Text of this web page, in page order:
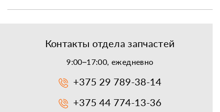
Контакты отдела запчастей
9:00–17:00, ежедневно
+375 29 789-38-14
+375 44 774-13-36